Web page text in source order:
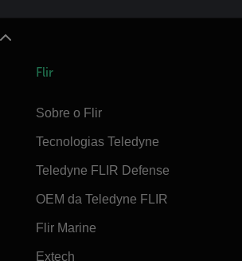
Flir
Sobre o Flir
Tecnologias Teledyne
Teledyne FLIR Defense
OEM da Teledyne FLIR
Flir Marine
Extech